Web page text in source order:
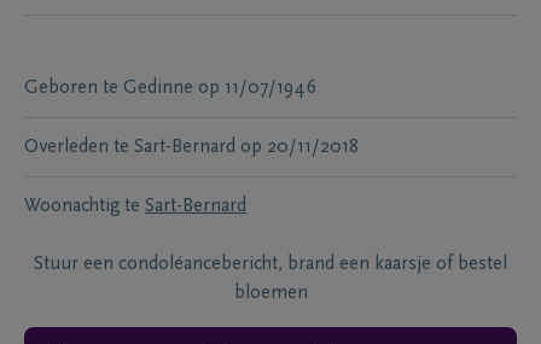
Geboren te Gedinne op 11/07/1946
Overleden te Sart-Bernard op 20/11/2018
Woonachtig te Sart-Bernard
Stuur een condoléancebericht, brand een kaarsje of bestel
bloemen